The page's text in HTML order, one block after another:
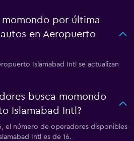
por última
en Aeropuerto
Islamabad Intl se actualizan
busca momondo
Islamabad Intl?
el número de operadores disponibles
Intl es de 16.